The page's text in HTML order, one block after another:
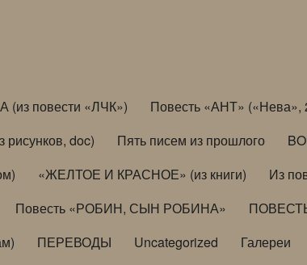
повести «ЛЧК») Повесть «АНТ» («Нева»,
рисунков, doc) Пять писем из прошлого
«ЖЕЛТОЕ И КРАСНОЕ» (из книги) Из
Повесть «РОБИН, СЫН РОБИНА»
ПЕРЕВОДЫ Uncategorized Галереи